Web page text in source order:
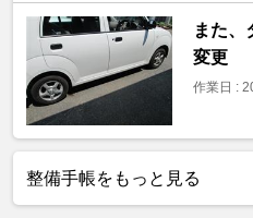
また、
変更
作業日 :
整備手帳をもっと見る